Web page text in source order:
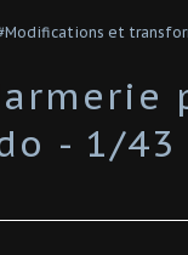
et
- 1/